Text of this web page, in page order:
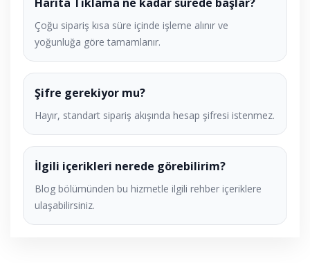
Çoğu sipariş kısa süre içinde işleme alınır ve
yoğunluğa göre tamamlanır.
Şifre gerekiyor mu?
Hayır, standart sipariş akışında hesap şifresi istenmez.
İlgili içerikleri nerede görebilirim?
Blog bölümünden bu hizmetle ilgili rehber içeriklere
ulaşabilirsiniz.